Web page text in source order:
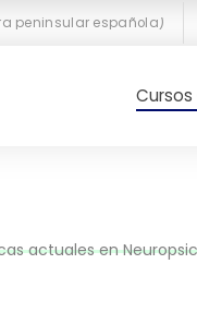
peninsular española)
Cursos
actuales en